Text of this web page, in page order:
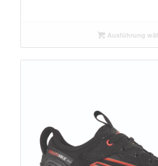
Ausführung